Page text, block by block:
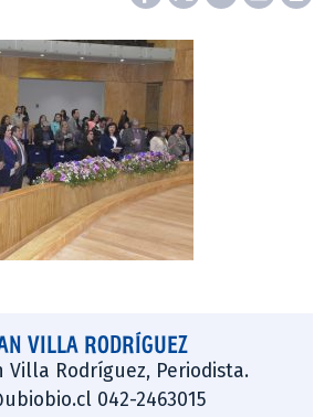
VILLA RODRÍGUEZ
Villa Rodríguez, Periodista.
042-2463015